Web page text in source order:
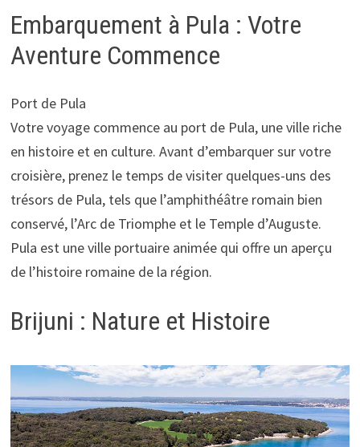
Embarquement à Pula : Votre
Aventure Commence
Port de Pula
Votre voyage commence au port de Pula, une ville riche
en histoire et en culture. Avant d’embarquer sur votre
croisière, prenez le temps de visiter quelques-uns des
trésors de Pula, tels que l’amphithéâtre romain bien
conservé, l’Arc de Triomphe et le Temple d’Auguste.
Pula est une ville portuaire animée qui offre un aperçu
de l’histoire romaine de la région.
Brijuni : Nature et Histoire